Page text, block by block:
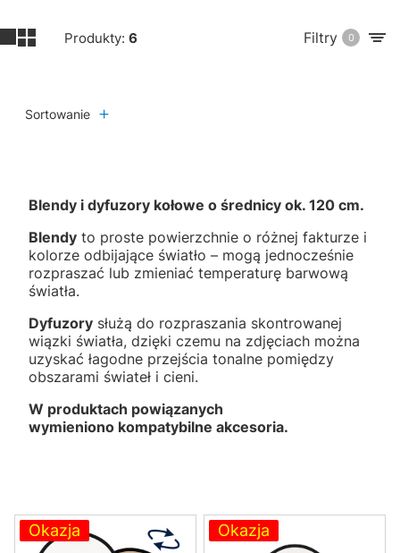
Produkty: 6 Filtry 0
Sortowanie
Blendy i dyfuzory kołowe o średnicy ok. 120 cm.
Blendy to proste powierzchnie o różnej fakturze i
kolorze odbijające światło – mogą jednocześnie
rozpraszać lub zmieniać temperaturę barwową
światła.
Dyfuzory służą do rozpraszania skontrowanej
wiązki światła, dzięki czemu na zdjęciach można
uzyskać łagodne przejścia tonalne pomiędzy
obszarami świateł i cieni.
W produktach powiązanych
wymieniono kompatybilne akcesoria.
Lista produktów
Okazja Okazja